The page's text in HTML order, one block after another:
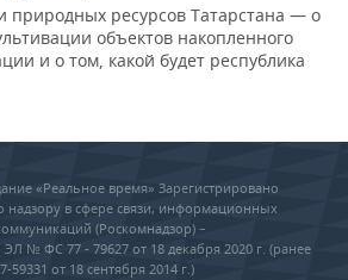
природных ресурсов Татарстана — о
объектов накопленного
и о том, какой будет республика
«Реальное время» Зарегистрировано
в сфере связи, информационных
(Роскомнадзор) –
№ ФС 77 - 79627 от 18 декабря 2020 г. (ранее
от 18 сентября 2014 г.)